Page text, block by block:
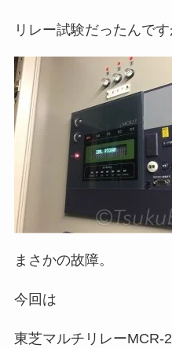
リレー試験だったんです
まさかの故障。
今回は
東芝マルチリレーMCR-